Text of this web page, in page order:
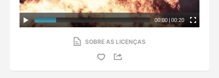
00:00 | 00:20
SOBRE AS LICENÇAS